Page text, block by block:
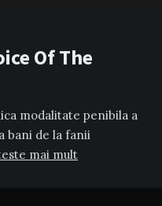
Of The
modalitate penibila a
bani de la fanii
mai mult